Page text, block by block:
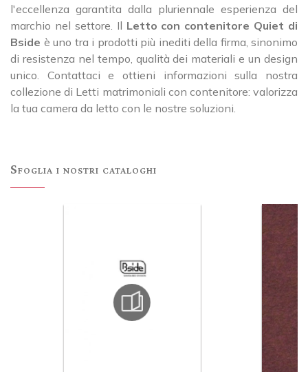
l'eccellenza garantita dalla pluriennale esperienza del
marchio nel settore. Il Letto con contenitore Quiet di
Bside è uno tra i prodotti più inediti della firma, sinonimo
di resistenza nel tempo, qualità dei materiali e un design
unico. Contattaci e ottieni informazioni sulla nostra
collezione di Letti matrimoniali con contenitore: valorizza
la tua camera da letto con le nostre soluzioni.
Sfoglia i nostri cataloghi